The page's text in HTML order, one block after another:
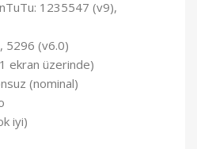
1235547 (v9),
5296 (v6.0)
ekran üzerinde)
(nominal)
iyi)